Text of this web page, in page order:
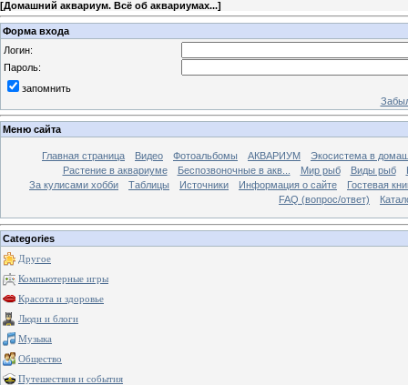
[Домашний аквариум. Всё об аквариумах...]
Форма входа
Логин:
Пароль:
запомнить
Меню сайта
Главная страница Видео Фотоальбомы АКВАРИУМ
Экосистема в
Растение в аквариуме
Беспозвоночные в акв... Мир рыб Виды рыб
За кулисами хобби
Таблицы Источники Информация о сайте
Гостевая
FAQ (вопрос/ответ)
Categories
Другое
Компьютерные игры
Красота и здоровье
Люди и блоги
Музыка
Общество
Путешествия и события